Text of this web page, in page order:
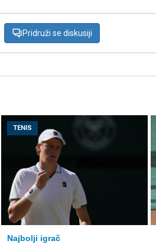
Pridruži se diskusiji
TENIS
Najbolji igrač